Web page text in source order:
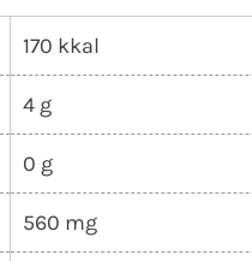
170 kkal
4 g
0 g
560 mg